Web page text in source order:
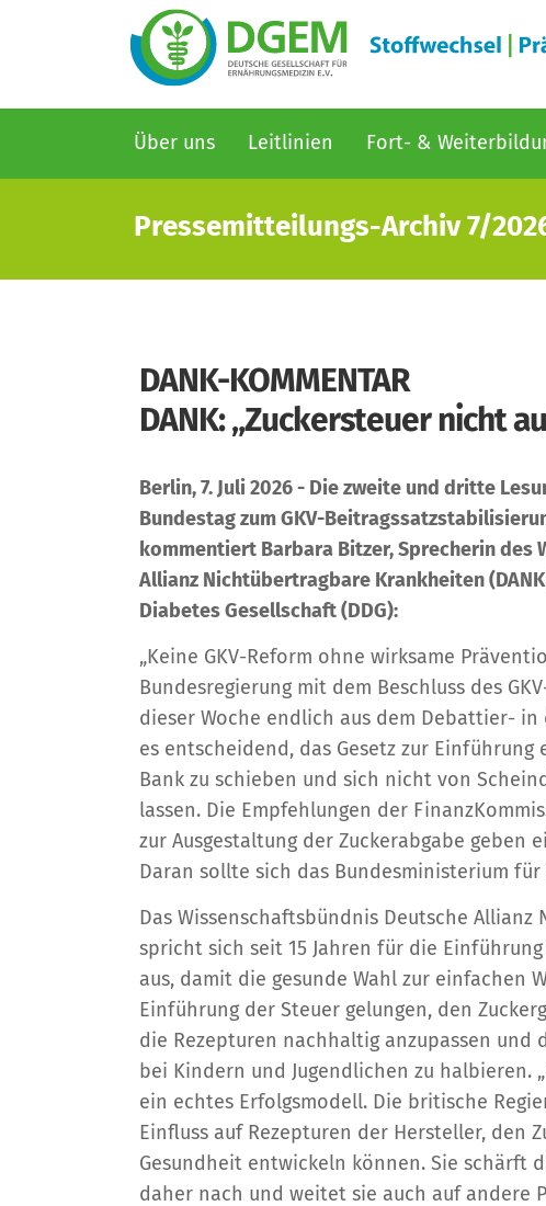
Pressemitteilungs-Archiv 7/
DANK-KOMMENTAR
DANK: „Zuckersteuer nicht
Berlin, 7. Juli 2026 - Die zweite und dritte
Bundestag zum GKV-
kommentiert Barbara Bitzer, Sprecherin des
Allianz Nichtübertragbare Krankheiten
Diabetes Gesellschaft (DDG):
„Keine GKV-Reform ohne wirksame
Bundesregierung mit dem Beschluss des
dieser Woche endlich aus dem Debattier-
es entscheidend, das Gesetz zur
Bank zu schieben und sich nicht von
lassen. Die Empfehlungen der
zur Ausgestaltung der Zuckerabgabe geben
Daran sollte sich das Bundesministerium
Das Wissenschaftsbündnis Deutsche
spricht sich seit 15 Jahren für die
aus, damit die gesunde Wahl zur einfachen
Einführung der Steuer gelungen, den
die Rezepturen nachhaltig anzupassen und
bei Kindern und Jugendlichen zu halbieren.
ein echtes Erfolgsmodell. Die britische
Einfluss auf Rezepturen der Hersteller, den
Gesundheit entwickeln können. Sie schärft
daher nach und weitet sie auch auf andere
Hauptnavigation
Über uns Leitlinien Fort- &